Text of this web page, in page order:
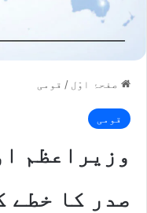
صفحۂ اوّل / قومی
قومی
وزیراعظم
صدر کا خطے